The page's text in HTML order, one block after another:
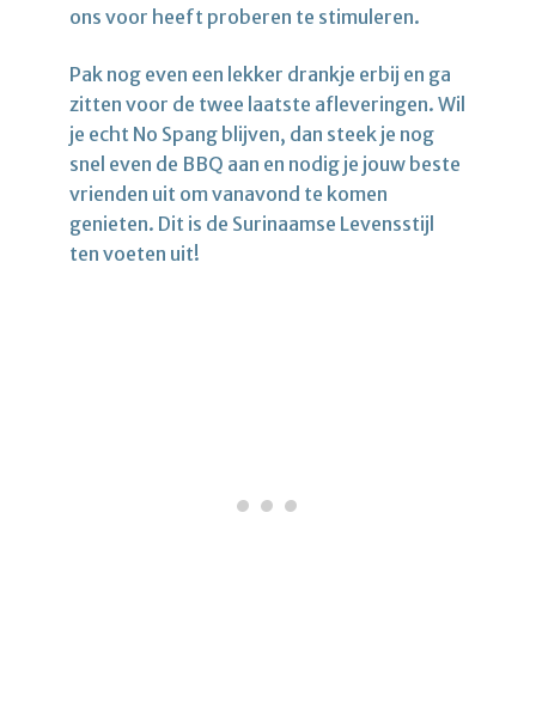
ons voor heeft proberen te stimuleren.
Pak nog even een lekker drankje erbij en ga
zitten voor de twee laatste afleveringen. Wil
je echt No Spang blijven, dan steek je nog
snel even de BBQ aan en nodig je jouw beste
vrienden uit om vanavond te komen
genieten. Dit is de Surinaamse Levensstijl
ten voeten uit!